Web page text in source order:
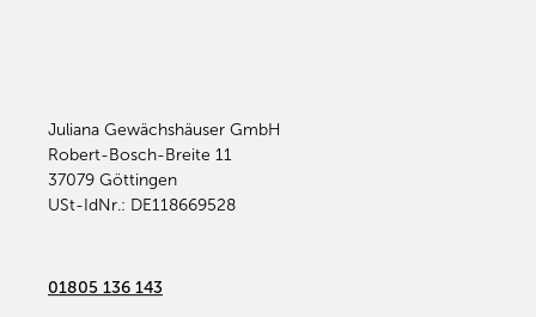
Juliana Gewächshäuser GmbH
Robert-Bosch-Breite 11
37079 Göttingen
USt-IdNr.: DE118669528
01805 136 143